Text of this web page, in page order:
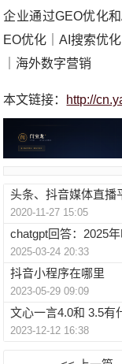
企业通过GEO优化
EO优化｜AI搜索优
｜海外数字营销
本文链接： http://
2020-11-27 15:05
2025-03-24 20:33
抖音小程序在哪里
2023-05-29 09:09
文心一言4.0和 3.5有
2023-12-12 16:38